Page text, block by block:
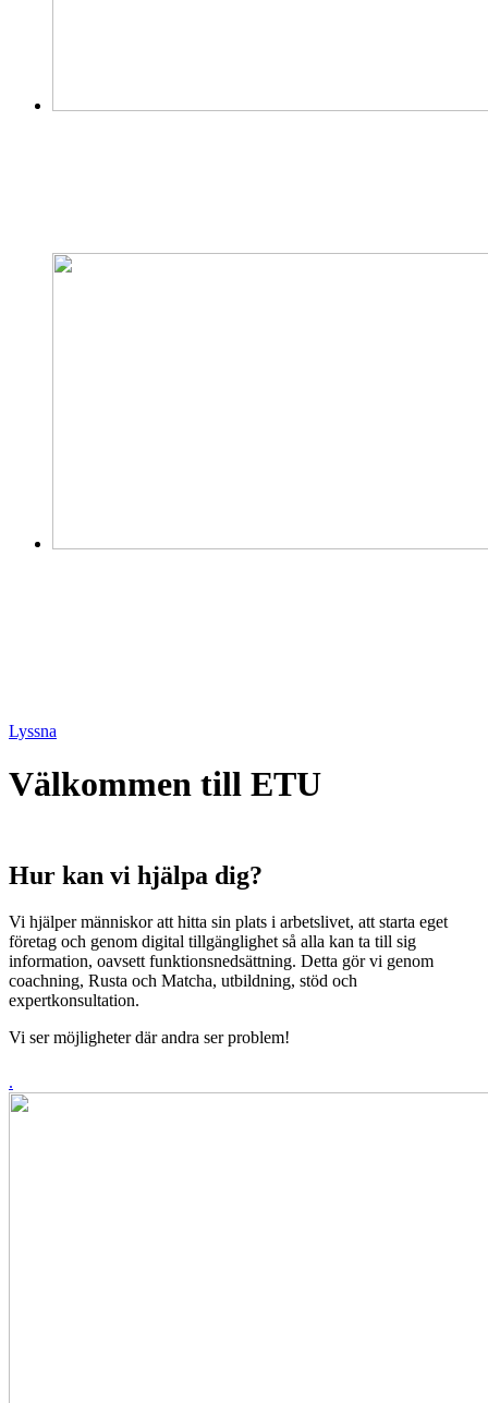
Lyssna
Välkommen till ETU
Hur kan vi hjälpa dig?
Vi hjälper människor att hitta sin plats i arbetslivet, att starta eget
företag och genom digital tillgänglighet så alla kan ta till sig
information, oavsett funktionsnedsättning. Detta gör vi genom
coachning, Rusta och Matcha, utbildning, stöd och
expertkonsultation.
Vi ser möjligheter där andra ser problem!
.